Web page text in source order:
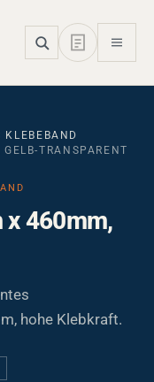
KLEBEBAND
TRANSPARENT
460mm,
hohe Klebkraft.